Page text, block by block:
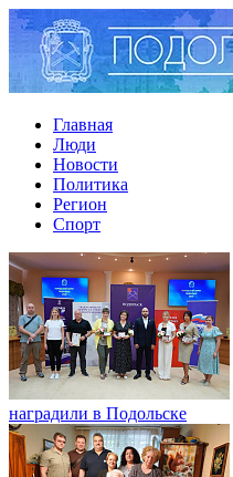
Главная
Люди
Новости
Политика
Регион
Спорт
наградили в Подольске